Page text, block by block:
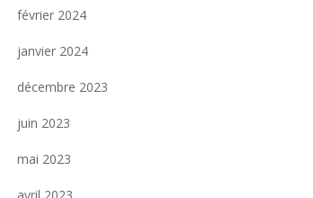
février 2024
janvier 2024
décembre 2023
juin 2023
mai 2023